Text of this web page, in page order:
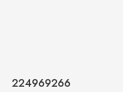
224969266